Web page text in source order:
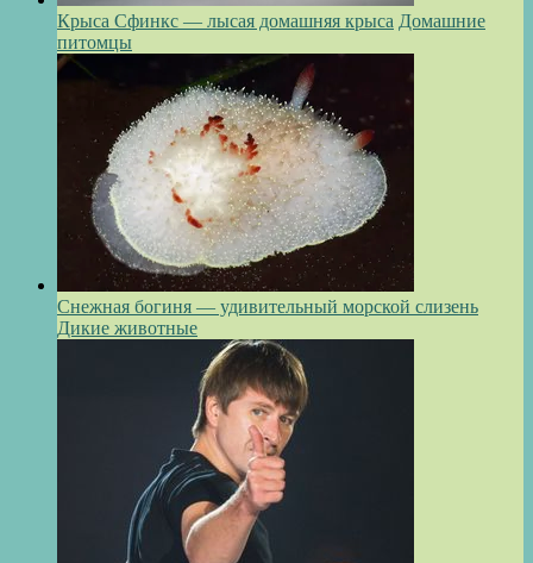
Крыса Сфинкс — лысая домашняя крыса Домашние
питомцы
Снежная богиня — удивительный морской слизень
Дикие животные